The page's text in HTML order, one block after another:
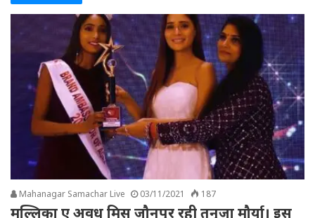
Mahanagar Samachar Live 03/11/2021 187
मल्लिका ए अवध मिस जौनपुर रही तनूजा मौर्या। इस